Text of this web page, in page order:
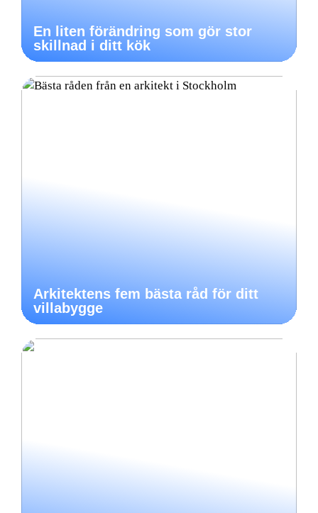
En liten förändring som gör stor
skillnad i ditt kök
Arkitektens fem bästa råd för ditt
villabygge